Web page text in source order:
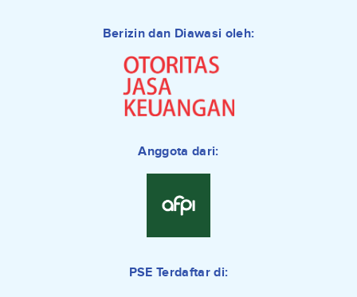
Berizin dan Diawasi oleh:
Anggota dari:
PSE Terdaftar di: